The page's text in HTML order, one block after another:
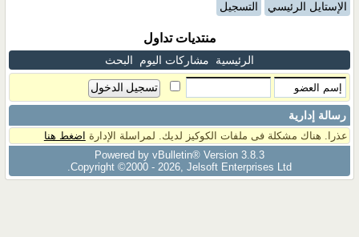
الإستايل الرئيسي التسجيل
منتديات تداول
الرئيسية مشاركات اليوم البحث
رسالة إدارية
عذرا. هناك مشكلة فى ملفات الكوكيز لديك. لمراسلة الإدارة اضغط هنا
Powered by vBulletin® Version 3.8.3
Copyright ©2000 - 2026, Jelsoft Enterprises Ltd.